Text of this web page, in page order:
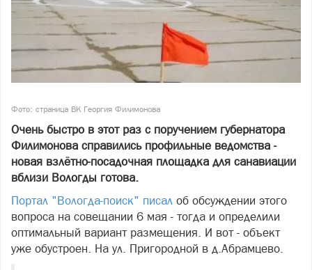
Фото: страница ВК Георгия Филимонова
Очень быстро в этот раз с поручением губернатора
Филимонова справились профильные ведомства -
новая взлётно-посадочная площадка для санавиации
вблизи Вологды готова.
Портал "Вологда-поиск" писал об обсуждении этого
вопроса на совещании 6 мая - тогда и определили
оптимальный вариант размещения. И вот - объект
уже обустроен. На ул. Пригородной в д.Абрамцево.